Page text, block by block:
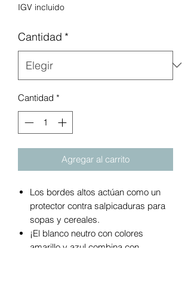
IGV incluido
Cantidad *
Cantidad *
Agregar al carrito
Los bordes altos actúan como un
protector contra salpicaduras para
sopas y cereales.
¡El blanco neutro con colores
amarillo y azul combina con